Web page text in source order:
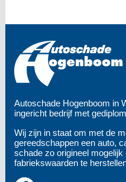
Autoschade Hogenboom in
ingericht bedrijf met
Wij zijn in staat om met de
gereedschappen een auto,
schade zo origineel mogelijk
fabriekswaarden te